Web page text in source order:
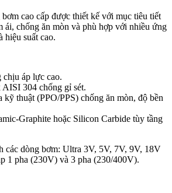
cao cấp được thiết kế với mục tiêu tiết
ái, chống ăn mòn và phù hợp với nhiều ứng
hiệu suất cao.
chịu áp lực cao.
304 chống gỉ sét.
kỹ thuật (PPO/PPS) chống ăn mòn, độ bền
Graphite hoặc Silicon Carbide tùy tầng
các dòng bơm: Ultra 3V, 5V, 7V, 9V, 18V
1 pha (230V) và 3 pha (230/400V).